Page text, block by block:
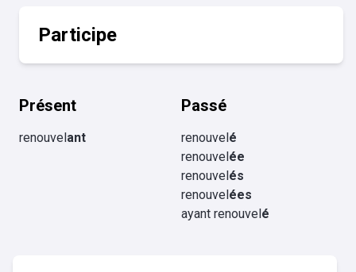
Participe
Présent
renouvelant
Passé
renouvelé
renouvelée
renouvelés
renouvelées
ayant renouvelé